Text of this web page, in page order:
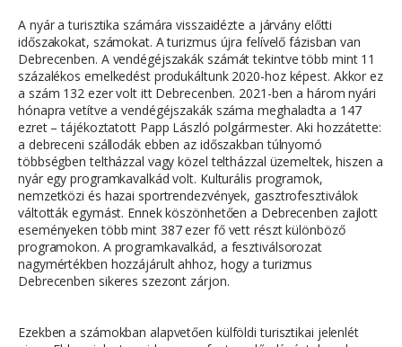
A nyár a turisztika számára visszaidézte a járvány előtti
időszakokat, számokat. A turizmus újra felívelő fázisban van
Debrecenben. A vendégéjszakák számát tekintve több mint 11
százalékos emelkedést produkáltunk 2020-hoz képest. Akkor ez
a szám 132 ezer volt itt Debrecenben. 2021-ben a három nyári
hónapra vetítve a vendégéjszakák száma meghaladta a 147
ezret – tájékoztatott Papp László polgármester. Aki hozzátette:
a debreceni szállodák ebben az időszakban túlnyomó
többségben teltházzal vagy közel teltházzal üzemeltek, hiszen a
nyár egy programkavalkád volt. Kulturális programok,
nemzetközi és hazai sportrendezvények, gasztrofesztiválok
váltották egymást. Ennek köszönhetően a Debrecenben zajlott
eseményeken több mint 387 ezer fő vett részt különböző
programokon. A programkavalkád, a fesztiválsorozat
nagymértékben hozzájárult ahhoz, hogy a turizmus
Debrecenben sikeres szezont zárjon.
Ezekben a számokban alapvetően külföldi turisztikai jelenlét